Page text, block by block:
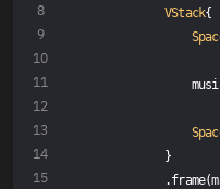
VStack{
            }